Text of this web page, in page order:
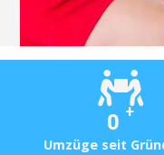
0 +
Umzüge seit